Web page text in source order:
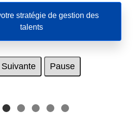
stratégie de gestion des
talents
Suivante Pause